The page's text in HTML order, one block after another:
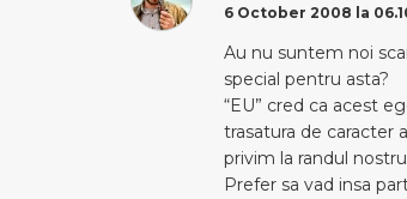
6 October 2008 la
Au nu suntem noi
special pentru asta?
“EU” cred ca acest
trasatura de caracter
privim la randul
Prefer sa vad insa